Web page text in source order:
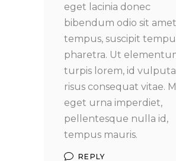
eget lacinia donec
bibendum odio sit
tempus, suscipit
pharetra. Ut
turpis lorem, id
risus consequat vitae.
eget urna imperdiet,
pellentesque nulla id,
tempus mauris.
REPLY